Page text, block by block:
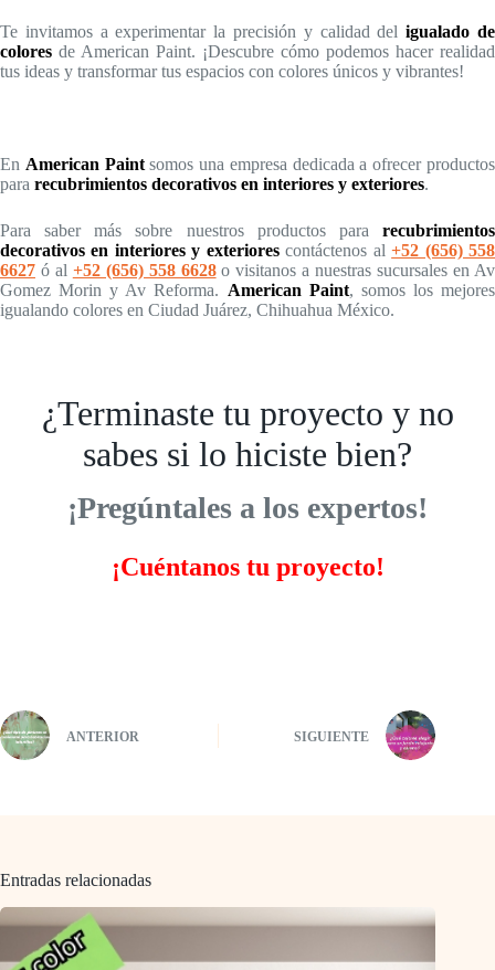
Te invitamos a experimentar la precisión y calidad del igualado de
colores de American Paint. ¡Descubre cómo podemos hacer realidad
tus ideas y transformar tus espacios con colores únicos y vibrantes!
En American Paintsomos una empresa dedicada a ofrecer productos
para recubrimientos decorativos en interiores y exteriores.
Para saber más sobre nuestros productos para recubrimientos
decorativos en interiores y exteriorescontáctenos al+52 (656) 558
6627 ó al +52 (656) 558 6628o visitanos a nuestras sucursales en Av
Gomez Morin y Av Reforma. American Paint, somos los mejores
igualando colores en Ciudad Juárez, Chihuahua México.
¿Terminaste tu proyecto y no
sabes si lo hiciste bien?
¡Pregúntales a los expertos!
¡Cuéntanos tu proyecto!
ANTERIOR SIGUIENTE
Entradas relacionadas